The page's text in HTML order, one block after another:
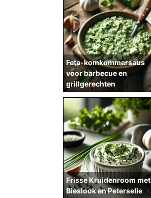
Feta-komkommersaus
voor barbecue en
grillgerechten
Frisse Kruidenroom met
Bieslook en Peterselie